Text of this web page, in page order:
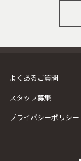
よくあるご質問
スタッフ募集
プライバシーポリシー